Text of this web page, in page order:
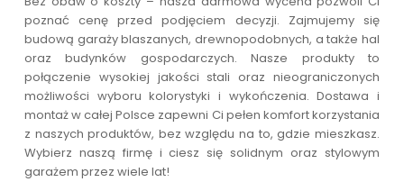
poznać cenę przed podjęciem decyzji. Zajmujemy się
budową garaży blaszanych, drewnopodobnych, a także hal
oraz budynków gospodarczych. Nasze produkty to
połączenie wysokiej jakości stali oraz nieograniczonych
możliwości wyboru kolorystyki i wykończenia. Dostawa i
montaż w całej Polsce zapewni Ci pełen komfort korzystania
z naszych produktów, bez względu na to, gdzie mieszkasz.
Wybierz naszą firmę i ciesz się solidnym oraz stylowym
garażem przez wiele lat!